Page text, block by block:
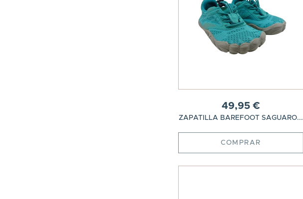
49,95 €
ZAPATILLA BAREFOOT SAGUARO...
COMPRAR